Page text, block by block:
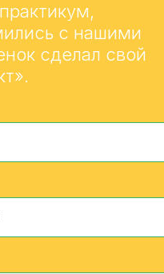
с нашими
сделал свой